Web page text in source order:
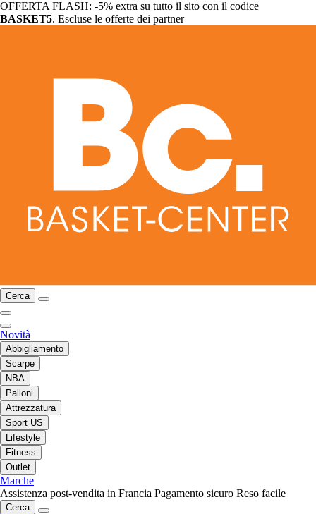
OFFERTA FLASH: -5% extra su tutto il sito con il codice
BASKET5. Escluse le offerte dei partner
Cerca
Novità
Abbigliamento
Scarpe
NBA
Palloni
Attrezzatura
Sport US
Lifestyle
Fitness
Outlet
Marche
Assistenza post-vendita in Francia Pagamento sicuro Reso facile
Cerca